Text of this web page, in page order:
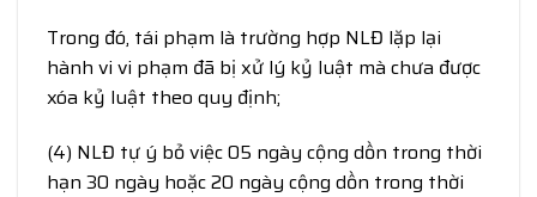
Trong đó, tái phạm là trường hợp NLĐ lặp lại
hành vi vi phạm đã bị xử lý kỷ luật mà chưa được
xóa kỷ luật theo quy định;
(4) NLĐ tự ý bỏ việc 05 ngày cộng dồn trong thời
hạn 30 ngày hoặc 20 ngày cộng dồn trong thời